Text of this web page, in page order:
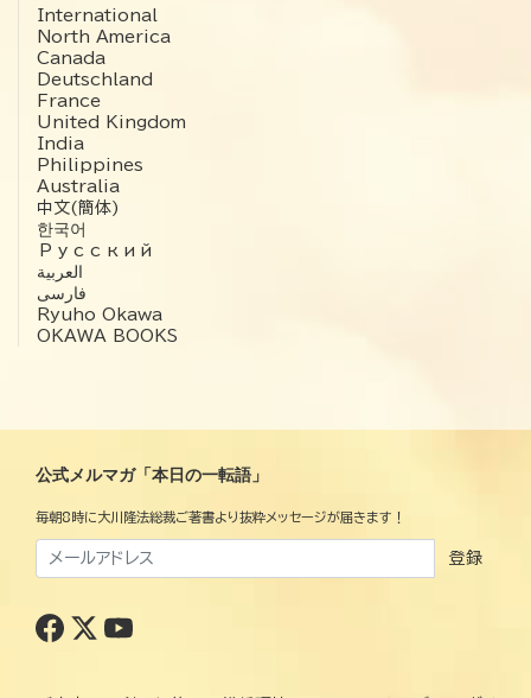
International
North America
Canada
Deutschland
France
United Kingdom
India
Philippines
Australia
中文(簡体)
한국어
Русский
العربية‏
فارسی
Ryuho Okawa
OKAWA BOOKS
公式メルマガ「本日の一転語」
毎朝8時に大川隆法総裁ご著書より抜粋メッセージが届きます！
登録